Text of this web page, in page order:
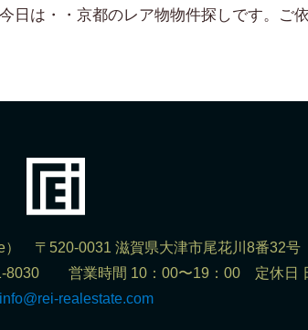
） 〒520-0031 滋賀県大津市尾花川8番32号
営業時間 10：00〜19：00 定休日
info@rei-realestate.com